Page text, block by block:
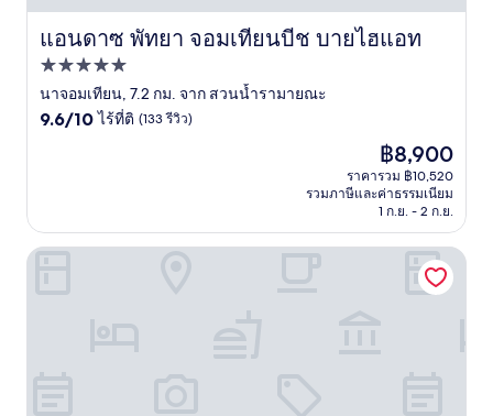
แอนดาซ พัทยา จอมเทียนบีช บายไฮแอท
แอนดาซ พัทยา จอมเทียนบีช บายไฮแอท
ที่พัก
5.0
ดาว
นาจอมเทียน, 7.2 กม. จาก สวนน้ำรามายณะ
9.6
(133
รีวิว)
9.6/10 ไร้ที่ติ (133 รีวิว)
ราคา
ปัจจุบัน
คือ
฿8,900
฿8,900
ราคารวม ฿10,520
รวมภาษีและค่าธรรมเนียม
1 ก.ย. - 2 ก.ย.
ยู พัทยา